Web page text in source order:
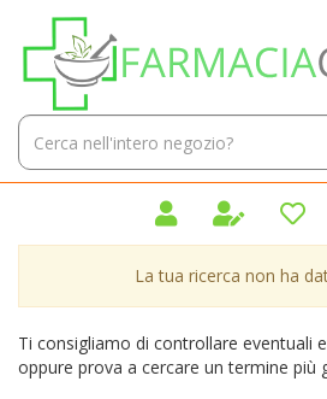
contenuto
principale
Farmacia
Carlo
Alberto
Cerca
Prodotto
La tua ricerca non ha
Ti consigliamo di controllare eventuali
oppure prova a cercare un termine più